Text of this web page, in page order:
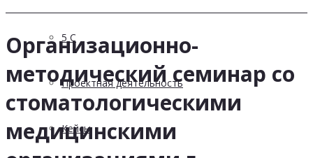
5 С
Проектная деятельность
Кейсы
Организационно-
методический семинар со
стоматологическими
медицинскими